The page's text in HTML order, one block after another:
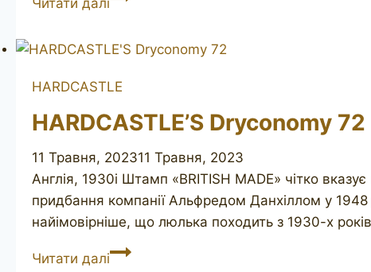
Читати далі
HARDCASTLE
HARDCASTLE’S Dryconomy 72
11 Травня, 202311 Травня, 2023
Англія, 1930і Штамп «BRITISH MADE» чітко
придбання компанії Альфредом Данхіллом у 1948
найімовірніше, що люлька походить з 1930-х
Читати даліHARDCASTLE’S